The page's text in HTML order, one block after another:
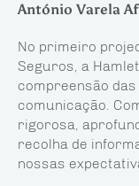
António Varela
No primeiro
Seguros, a
compreensão
comunicação.
rigorosa,
recolha de
nossas